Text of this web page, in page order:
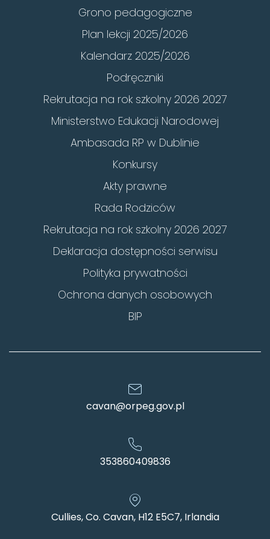
Grono pedagogiczne
Plan lekcji 2025/2026
Kalendarz 2025/2026
Podręczniki
Rekrutacja na rok szkolny 2026 2027
Ministerstwo Edukacji Narodowej
Ambasada RP w Dublinie
Konkursy
Akty prawne
Rada Rodziców
Rekrutacja na rok szkolny 2026 2027
Deklaracja dostępności serwisu
Polityka prywatności
Ochrona danych osobowych
BIP
cavan@orpeg.gov.pl
353860409836
Cullies, Co. Cavan, H12 E5C7, Irlandia